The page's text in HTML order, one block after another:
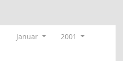
Januar
2001